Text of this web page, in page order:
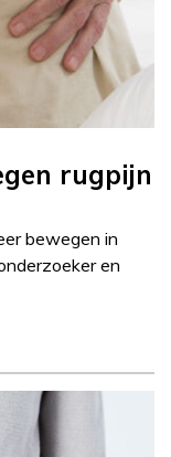
rugpijn
bewegen in
en